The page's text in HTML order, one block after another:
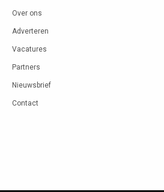
Over ons
Adverteren
Vacatures
Partners
Nieuwsbrief
Contact